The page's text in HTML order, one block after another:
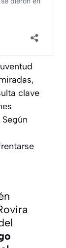
clave